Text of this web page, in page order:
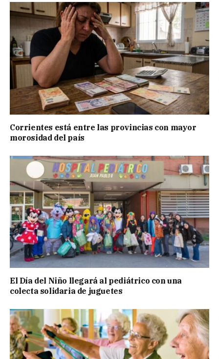
Corrientes está entre las provincias con mayor
morosidad del país
El Día del Niño llegará al pediátrico con una
colecta solidaria de juguetes